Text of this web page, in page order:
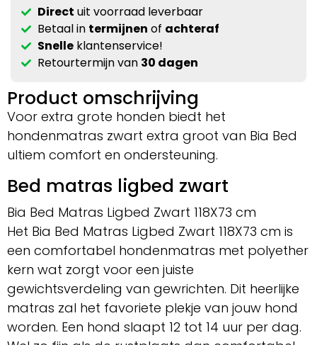
Direct uit voorraad leverbaar
Betaal in termijnen of achteraf
Snelleklantenservice!
Retourtermijn van 30 dagen
Product omschrijving
Voor extra grote honden biedt het
hondenmatras zwart extra groot van Bia Bed
ultiem comfort en ondersteuning.
Bed matras ligbed zwart
Bia Bed Matras Ligbed Zwart 118X73 cm
Het Bia Bed Matras Ligbed Zwart 118X73 cm is
een comfortabel hondenmatras met polyether
kern wat zorgt voor een juiste
gewichtsverdeling van gewrichten. Dit heerlijke
matras zal het favoriete plekje van jouw hond
worden. Een hond slaapt 12 tot 14 uur per dag.